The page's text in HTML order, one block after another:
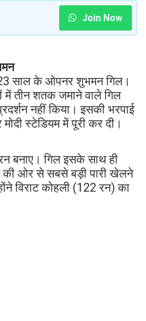
Join Now
साल के ओपनर शुभमन गिल।
में तीन शतक जमाने वाले गिल
नहीं किया। इसकी भरपाई
स्टेडियम में पूरी कर दी।
बनाए। गिल इसके साथ ही
की ओर से सबसे बड़ी पारी खेलने
विराट कोहली (122 रन) का